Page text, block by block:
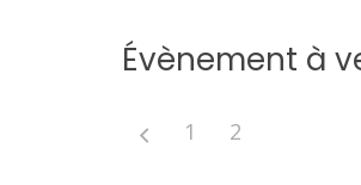
Évènement à
1 2